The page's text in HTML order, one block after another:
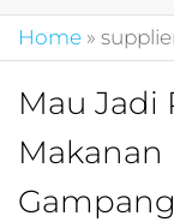
Home »
Mau Jadi
Makanan